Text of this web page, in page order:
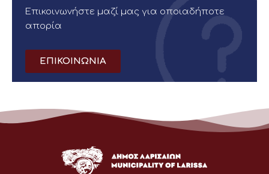
Επικοινωνήστε μαζί μας για οποιαδήποτε
απορία
ΕΠΙΚΟΙΝΩΝΙΑ